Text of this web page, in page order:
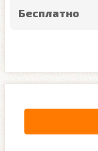
Бесплатно